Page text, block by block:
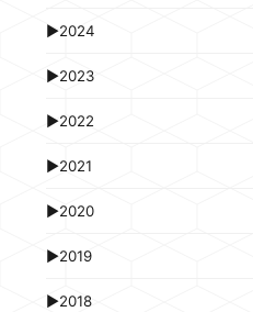
►2024
►2023
►2022
►2021
►2020
►2019
►2018